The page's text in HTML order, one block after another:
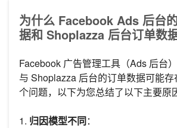
为什么 Facebook Ads 后台
据和 Shoplazza 后台订单数
Facebook 广告管理工具（Ads 后台
与 Shoplazza 后台的订单数据可能
个问题，以下为您总结了以下主要原
1. 归因模型不同：